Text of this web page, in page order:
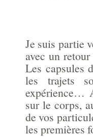
Je suis partie
avec un
Les capsules
les trajets
expérience…
sur le corps,
de vos
les premières